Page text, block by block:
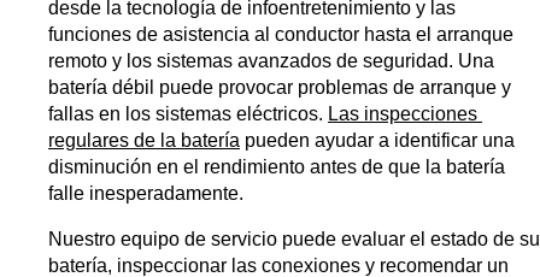
desde la tecnología de infoentretenimiento y las
funciones de asistencia al conductor hasta el arranque
remoto y los sistemas avanzados de seguridad. Una
batería débil puede provocar problemas de arranque y
fallas en los sistemas eléctricos. Las inspecciones
regulares de la batería pueden ayudar a identificar una
disminución en el rendimiento antes de que la batería
falle inesperadamente.
Nuestro equipo de servicio puede evaluar el estado de su
batería, inspeccionar las conexiones y recomendar un